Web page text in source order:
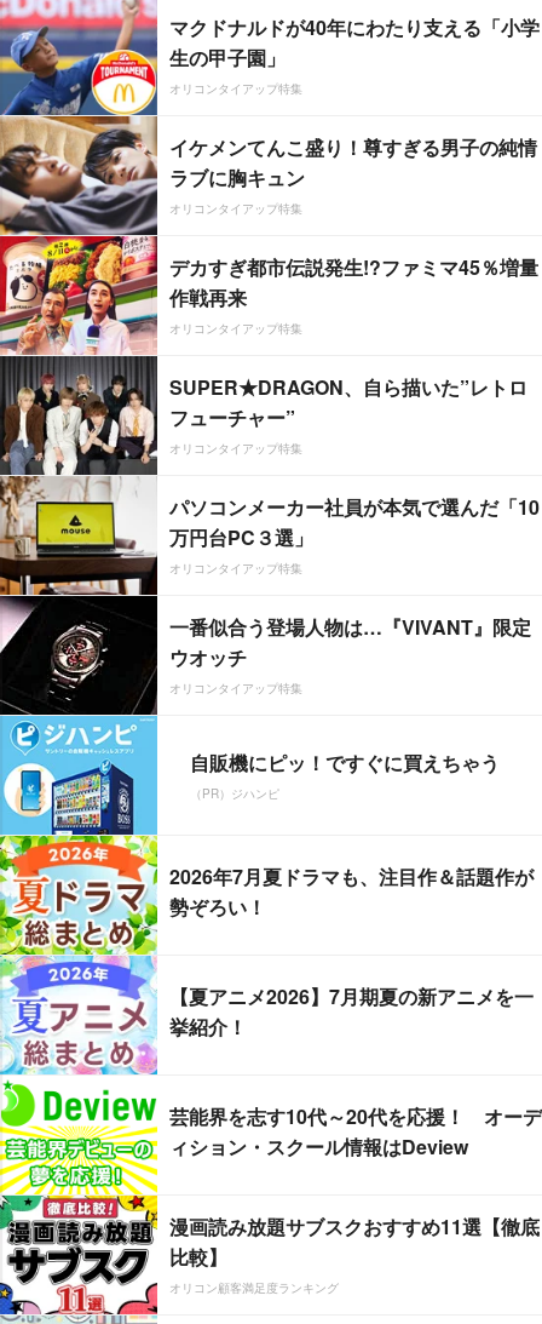
マクドナルドが40年にわたり支える「小学
生の甲子園」
オリコンタイアップ特集
イケメンてんこ盛り！尊すぎる男子の純情
ラブに胸キュン
オリコンタイアップ特集
デカすぎ都市伝説発生!?ファミマ45％増量
作戦再来
オリコンタイアップ特集
SUPER★DRAGON、自ら描いた”レトロ
フューチャー”
オリコンタイアップ特集
パソコンメーカー社員が本気で選んだ「10
万円台PC３選」
オリコンタイアップ特集
一番似合う登場人物は…『VIVANT』限定
ウオッチ
オリコンタイアップ特集
自販機にピッ！ですぐに買えちゃう
（PR）ジハンピ
2026年7月夏ドラマも、注目作＆話題作が
勢ぞろい！
【夏アニメ2026】7月期夏の新アニメを一
挙紹介！
芸能界を志す10代～20代を応援！ オーデ
ィション・スクール情報はDeview
漫画読み放題サブスクおすすめ11選【徹底
比較】
オリコン顧客満足度ランキング